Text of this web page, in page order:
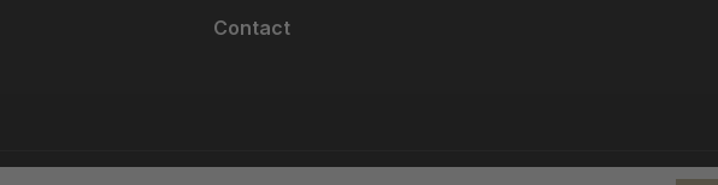
Contact